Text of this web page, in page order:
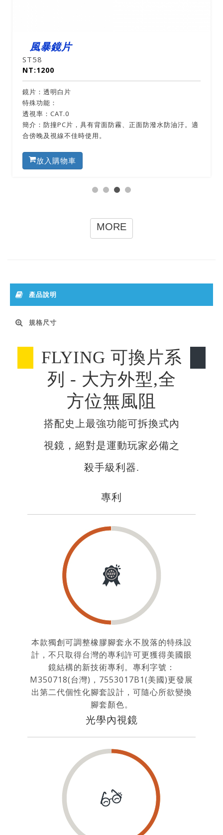
風暴鏡片
ST58
NT:1200
鏡片：透明白片
特殊功能：
透視率：CAT.0
簡介：防撞PC片，具有背面防霧、正面防潑水防油汙。適
合傍晚及視線不佳時使用。
放入購物車
MORE
產品說明
規格尺寸
FLYING 可換片系
列 - 大方外型,全
方位無風阻
搭配史上最強功能可拆換式內
視鏡，絕對是運動玩家必備之
殺手級利器.
專利
本款獨創可調整橡膠腳套永不脫落的特殊設
計，不只取得台灣的專利許可更獲得美國眼
鏡結構的新技術專利。專利字號：
M350718(台灣)，7553017B1(美國)更發展
出第二代個性化腳套設計，可隨心所欲變換
腳套顏色。
光學內視鏡